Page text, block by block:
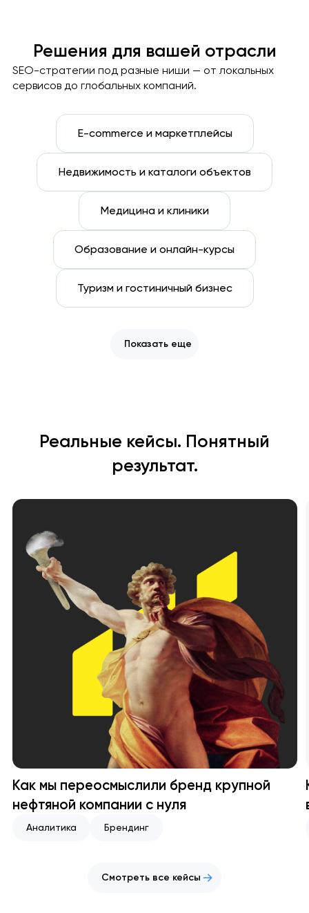
Решения для вашей отрасли
SEO-стратегии под разные ниши — от локальных
сервисов до глобальных компаний.
E-commerce и маркетплейсы
Недвижимость и каталоги объектов
Медицина и клиники
Образование и онлайн-курсы
Туризм и гостиничный бизнес
Показать еще
Реальные кейсы. Понятный
результат.
Как мы переосмыслили бренд крупной
нефтяной компании с нуля
Аналитика Брендинг
Смотреть все кейсы